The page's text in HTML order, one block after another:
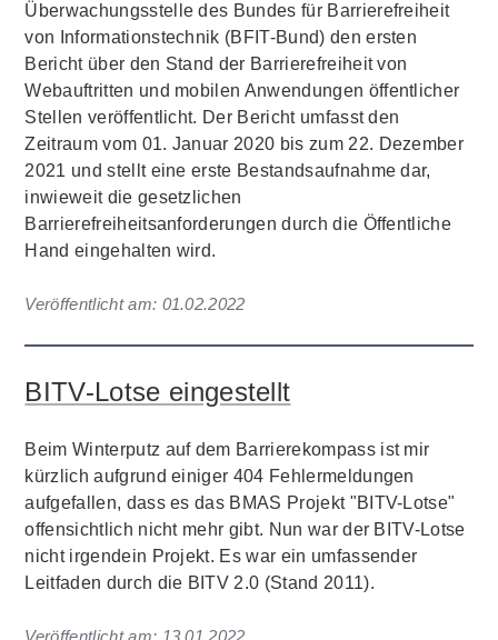
Überwachungsstelle des Bundes für Barrierefreiheit
von Informationstechnik (BFIT-Bund) den ersten
Bericht über den Stand der Barrierefreiheit von
Webauftritten und mobilen Anwendungen öffentlicher
Stellen veröffentlicht. Der Bericht umfasst den
Zeitraum vom 01. Januar 2020 bis zum 22. Dezember
2021 und stellt eine erste Bestandsaufnahme dar,
inwieweit die gesetzlichen
Barrierefreiheitsanforderungen durch die Öffentliche
Hand eingehalten wird.
Veröffentlicht am: 01.02.2022
BITV-Lotse eingestellt
Beim Winterputz auf dem Barrierekompass ist mir
kürzlich aufgrund einiger 404 Fehlermeldungen
aufgefallen, dass es das BMAS Projekt "BITV-Lotse"
offensichtlich nicht mehr gibt. Nun war der BITV-Lotse
nicht irgendein Projekt. Es war ein umfassender
Leitfaden durch die BITV 2.0 (Stand 2011).